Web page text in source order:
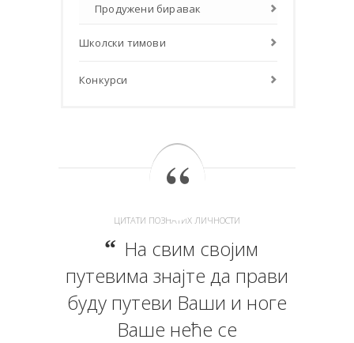
Продужени биравак
Школски тимови
Конкурси
ЦИТАТИ ПОЗНАТИХ ЛИЧНОСТИ
На свим својим
путевима знајте да прави
буду путеви Ваши и ноге
Ваше неће се